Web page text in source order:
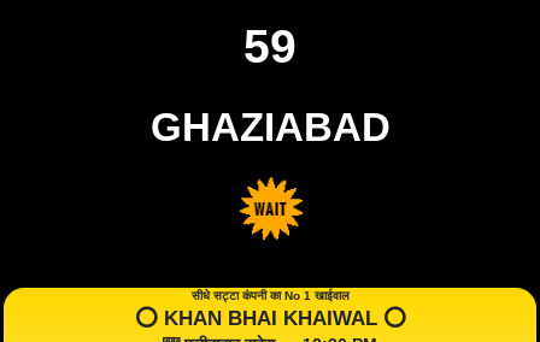
59
GHAZIABAD
सीधे सट्टा कंपनी का No 1 खाईवाल
⭕️ KHAN BHAI KHAIWAL ⭕️